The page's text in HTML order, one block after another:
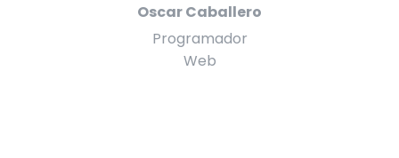
Oscar Caballero
Programador
Web